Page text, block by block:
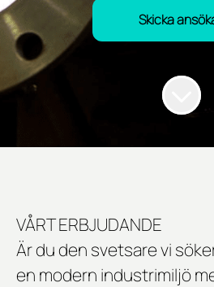
Skicka
VÅRT ERBJUDANDE
Är du den svetsare vi
en modern industrimiljö